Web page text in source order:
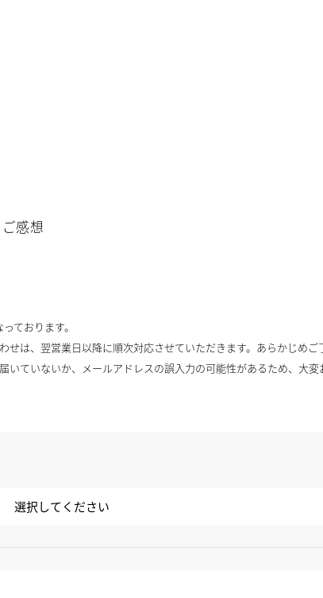
感想
ております。
は、翌営業日以降に順次対応させていただきます。あらかじめご
いていないか、メールアドレスの誤入力の可能性があるため、大変